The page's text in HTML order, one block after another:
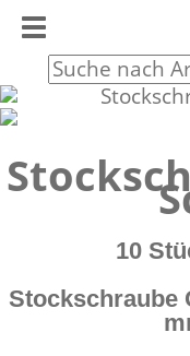
Toggle
navigation
10
Stockschraube